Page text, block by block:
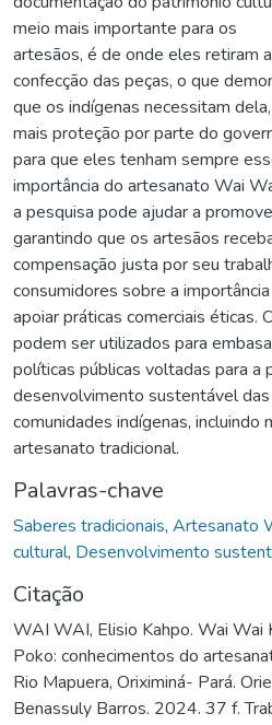
meio mais importante para os
artesãos, é de onde eles retiram
confecção das peças, o que
que os indígenas necessitam
mais proteção por parte do
para que eles tenham sempre
importância do artesanato Wai
a pesquisa pode ajudar a
garantindo que os artesãos
compensação justa por seu
consumidores sobre a
apoiar práticas comerciais éticas.
podem ser utilizados para
políticas públicas voltadas para a
desenvolvimento sustentável das
comunidades indígenas, incluindo
artesanato tradicional.
Palavras-chave
Saberes tradicionais, Artesanato
cultural, Desenvolvimento
Citação
WAI WAI, Elisio Kahpo. Wai Wai
Poko: conhecimentos do
Rio Mapuera, Oriximiná- Pará.
Benassuly Barros. 2024. 37 f.